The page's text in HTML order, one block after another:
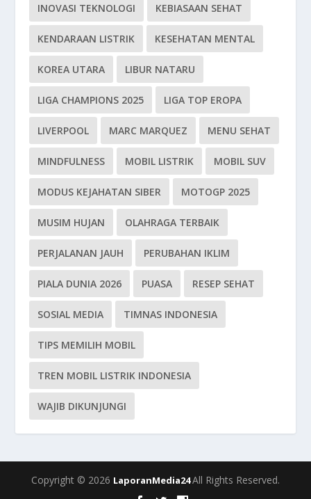
INOVASI TEKNOLOGI KEBIASAAN SEHAT
KENDARAAN LISTRIK KESEHATAN MENTAL
KOREA UTARA LIBUR NATARU
LIGA CHAMPIONS 2025 LIGA TOP EROPA
LIVERPOOL MARC MARQUEZ MENU SEHAT
MINDFULNESS MOBIL LISTRIK MOBIL SUV
MODUS KEJAHATAN SIBER MOTOGP 2025
MUSIM HUJAN OLAHRAGA TERBAIK
PERJALANAN JAUH PERUBAHAN IKLIM
PIALA DUNIA 2026 PUASA RESEP SEHAT
SOSIAL MEDIA TIMNAS INDONESIA
TIPS MEMILIH MOBIL
TREN MOBIL LISTRIK INDONESIA
WAJIB DIKUNJUNGI
Copyright © 2026 LaporanMedia24All Rights Reserved.